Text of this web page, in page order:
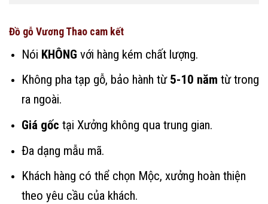
Đồ gỗ Vương Thao cam kết
Nói KHÔNG với hàng kém chất lượng.
Không pha tạp gỗ, bảo hành từ 5-10 năm từ trong
ra ngoài.
Giá gốc tại Xưởng không qua trung gian.
Đa dạng mẫu mã.
Khách hàng có thể chọn Mộc, xưởng hoàn thiện
theo yêu cầu của khách.